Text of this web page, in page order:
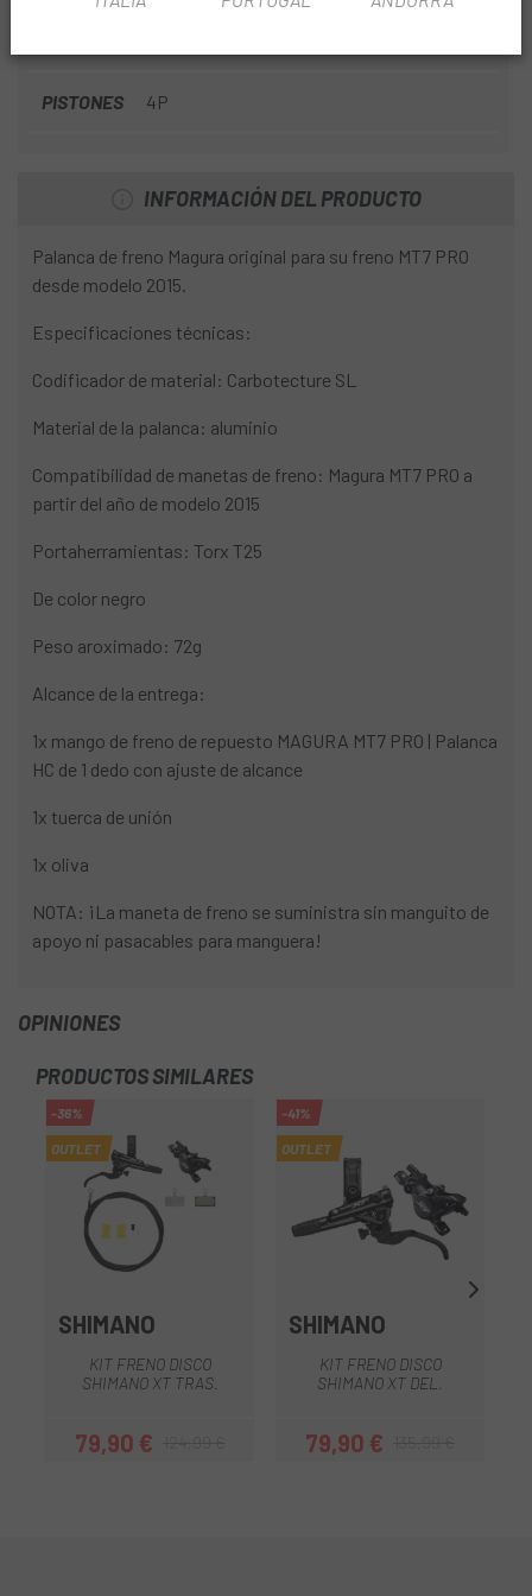
PISTONES 4P
INFORMACIÓN DEL PRODUCTO
Palanca de freno Magura original para su freno MT7 PRO
desde modelo 2015.
Especificaciones técnicas:
Codificador de material: Carbotecture SL
Material de la palanca: aluminio
Compatibilidad de manetas de freno: Magura MT7 PRO a
partir del año de modelo 2015
Portaherramientas: Torx T25
De color negro
Peso aroximado: 72g
Alcance de la entrega:
1x mango de freno de repuesto MAGURA MT7 PRO | Palanca
HC de 1 dedo con ajuste de alcance
1x tuerca de unión
1x oliva
NOTA: ¡La maneta de freno se suministra sin manguito de
apoyo ni pasacables para manguera!
OPINIONES
PRODUCTOS SIMILARES
-36%
OUTLET
SHIMANO
KIT FRENO DISCO
SHIMANO XT TRAS.
Precio
79,90 €Precio regular
-41%
OUTLET
SHIMANO
KIT FRENO DISCO
SHIMANO XT DEL.
Precio
79,90 €Precio regular